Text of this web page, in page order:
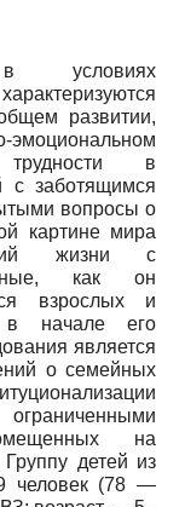
условиях
развитии,
трудности в
с заботящимся
вопросы о
картине мира
жизни с
как он
взрослых и
начале его
является
о семейных
на
детей из
человек (78 —